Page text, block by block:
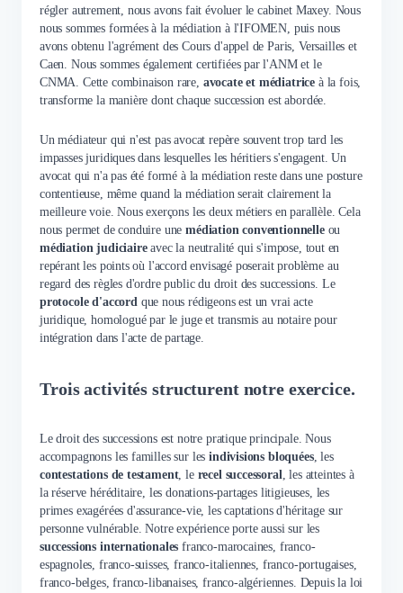
régler autrement, nous avons fait évoluer le cabinet Maxey. Nous
nous sommes formées à la médiation à l'IFOMEN, puis nous
avons obtenu l'agrément des Cours d'appel de Paris, Versailles et
Caen. Nous sommes également certifiées par l'ANM et le
CNMA. Cette combinaison rare, avocate et médiatrice à la fois,
transforme la manière dont chaque succession est abordée.
Un médiateur qui n'est pas avocat repère souvent trop tard les
impasses juridiques dans lesquelles les héritiers s'engagent. Un
avocat qui n'a pas été formé à la médiation reste dans une posture
contentieuse, même quand la médiation serait clairement la
meilleure voie. Nous exerçons les deux métiers en parallèle. Cela
nous permet de conduire unemédiation conventionnelleou
médiation judiciaireavec la neutralité qui s'impose, tout en
repérant les points où l'accord envisagé poserait problème au
regard des règles d'ordre public du droit des successions. Le
protocole d'accord que nous rédigeons est un vrai acte
juridique, homologué par le juge et transmis au notaire pour
intégration dans l'acte de partage.
Trois activités structurent notre exercice.
Le droit des successions est notre pratique principale. Nous
accompagnons les familles sur lesindivisions bloquées, les
contestations de testament, le recel successoral , les atteintes à
la réserve héréditaire, les donations-partages litigieuses, les
primes exagérées d'assurance-vie, les captations d'héritage sur
personne vulnérable. Notre expérience porte aussi sur les
successions internationales franco-marocaines, franco-
espagnoles, franco-suisses, franco-italiennes, franco-portugaises,
franco-belges, franco-libanaises, franco-algériennes. Depuis la loi